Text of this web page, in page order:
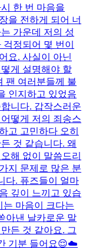
한 번 마음을
을 전하게 되어 너
가운데 저의 성
정되어 몇 번이
요. 사실이 아닌
게 설명해야 할
팬 여러분들께 불
인지하고 있었음
니다. 갑작스러운
떻게 저의 죄송스
고 고민하다 오히
것 같습니다. 왜
해 없이 말씀드리
지 문제로 많은 분
다. 퓨즈들이 얼마
깊이 느끼고 있습
는 마음이 크다는
아낸 날카로운 말
든 것 같아요. 그
기분 들어요😌☁️